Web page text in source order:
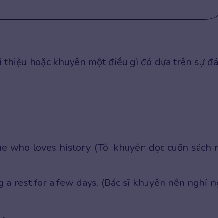
hoặc khuyên một điều gì đó dựa trên sự
who loves history. (Tôi khuyên đọc cuốn sách
a rest for a few days. (Bác sĩ khuyên nên nghỉ